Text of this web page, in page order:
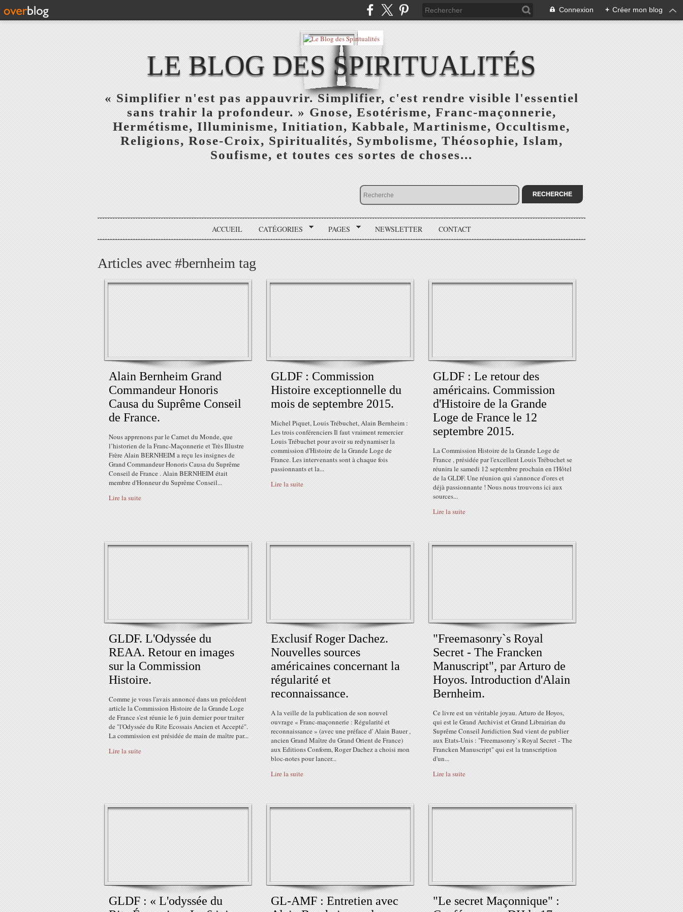
Connexion + Créer mon blog
LE BLOG DES SPIRITUALITÉS
« Simplifier n'est pas appauvrir. Simplifier, c'est rendre visible l'essentiel
sans trahir la profondeur. » Gnose, Esotérisme, Franc-maçonnerie,
Hermétisme, Illuminisme, Initiation, Kabbale, Martinisme, Occultisme,
Religions, Rose-Croix, Spiritualités, Symbolisme, Théosophie, Islam,
Soufisme, et toutes ces sortes de choses...
ACCUEIL CATÉGORIES PAGES NEWSLETTER CONTACT
Articles avec #bernheim tag
Alain Bernheim Grand
Commandeur Honoris
Causa du Suprême Conseil
de France.
Nous apprenons par le Carnet du Monde, que
l’historien de la Franc-Maçonnerie et Très Illustre
Frère Alain BERNHEIM a reçu les insignes de
Grand Commandeur Honoris Causa du Suprême
Conseil de France . Alain BERNHEIM était
membre d'Honneur du Suprême Conseil...
Lire la suite
GLDF : Commission
Histoire exceptionnelle du
mois de septembre 2015.
Michel Piquet, Louis Trébuchet, Alain Bernheim :
Les trois conférenciers Il faut vraiment remercier
Louis Trébuchet pour avoir su redynamiser la
commission d'Histoire de la Grande Loge de
France. Les intervenants sont à chaque fois
passionnants et la...
Lire la suite
GLDF : Le retour des
américains. Commission
d'Histoire de la Grande
Loge de France le 12
septembre 2015.
La Commission Histoire de la Grande Loge de
France , présidée par l'excellent Louis Trébuchet se
réunira le samedi 12 septembre prochain en l'Hôtel
de la GLDF. Une réunion qui s'annonce d'ores et
déjà passionnante ! Nous nous trouvons ici aux
sources...
Lire la suite
GLDF. L'Odyssée du
REAA. Retour en images
sur la Commission
Histoire.
Comme je vous l'avais annoncé dans un précédent
article la Commission Histoire de la Grande Loge
de France s'est réunie le 6 juin dernier pour traiter
de "l'Odyssée du Rite Ecossais Ancien et Accepté".
La commission est présidée de main de maître par...
Lire la suite
Exclusif Roger Dachez.
Nouvelles sources
américaines concernant la
régularité et
reconnaissance.
A la veille de la publication de son nouvel
ouvrage « Franc-maçonnerie : Régularité et
reconnaissance » (avec une préface d' Alain Bauer ,
ancien Grand Maître du Grand Orient de France)
aux Editions Conform, Roger Dachez a choisi mon
bloc-notes pour lancer...
Lire la suite
"Freemasonry`s Royal
Secret - The Francken
Manuscript", par Arturo de
Hoyos. Introduction d'Alain
Bernheim.
Ce livre est un véritable joyau. Arturo de Hoyos,
qui est le Grand Archivist et Grand Librairian du
Suprême Conseil Juridiction Sud vient de publier
aux Etats-Unis : "Freemasonry`s Royal Secret - The
Francken Manuscript" qui est la transcription
d'un...
Lire la suite
GLDF : « L'odyssée du
GL-AMF : Entretien avec
"Le secret Maçonnique" :